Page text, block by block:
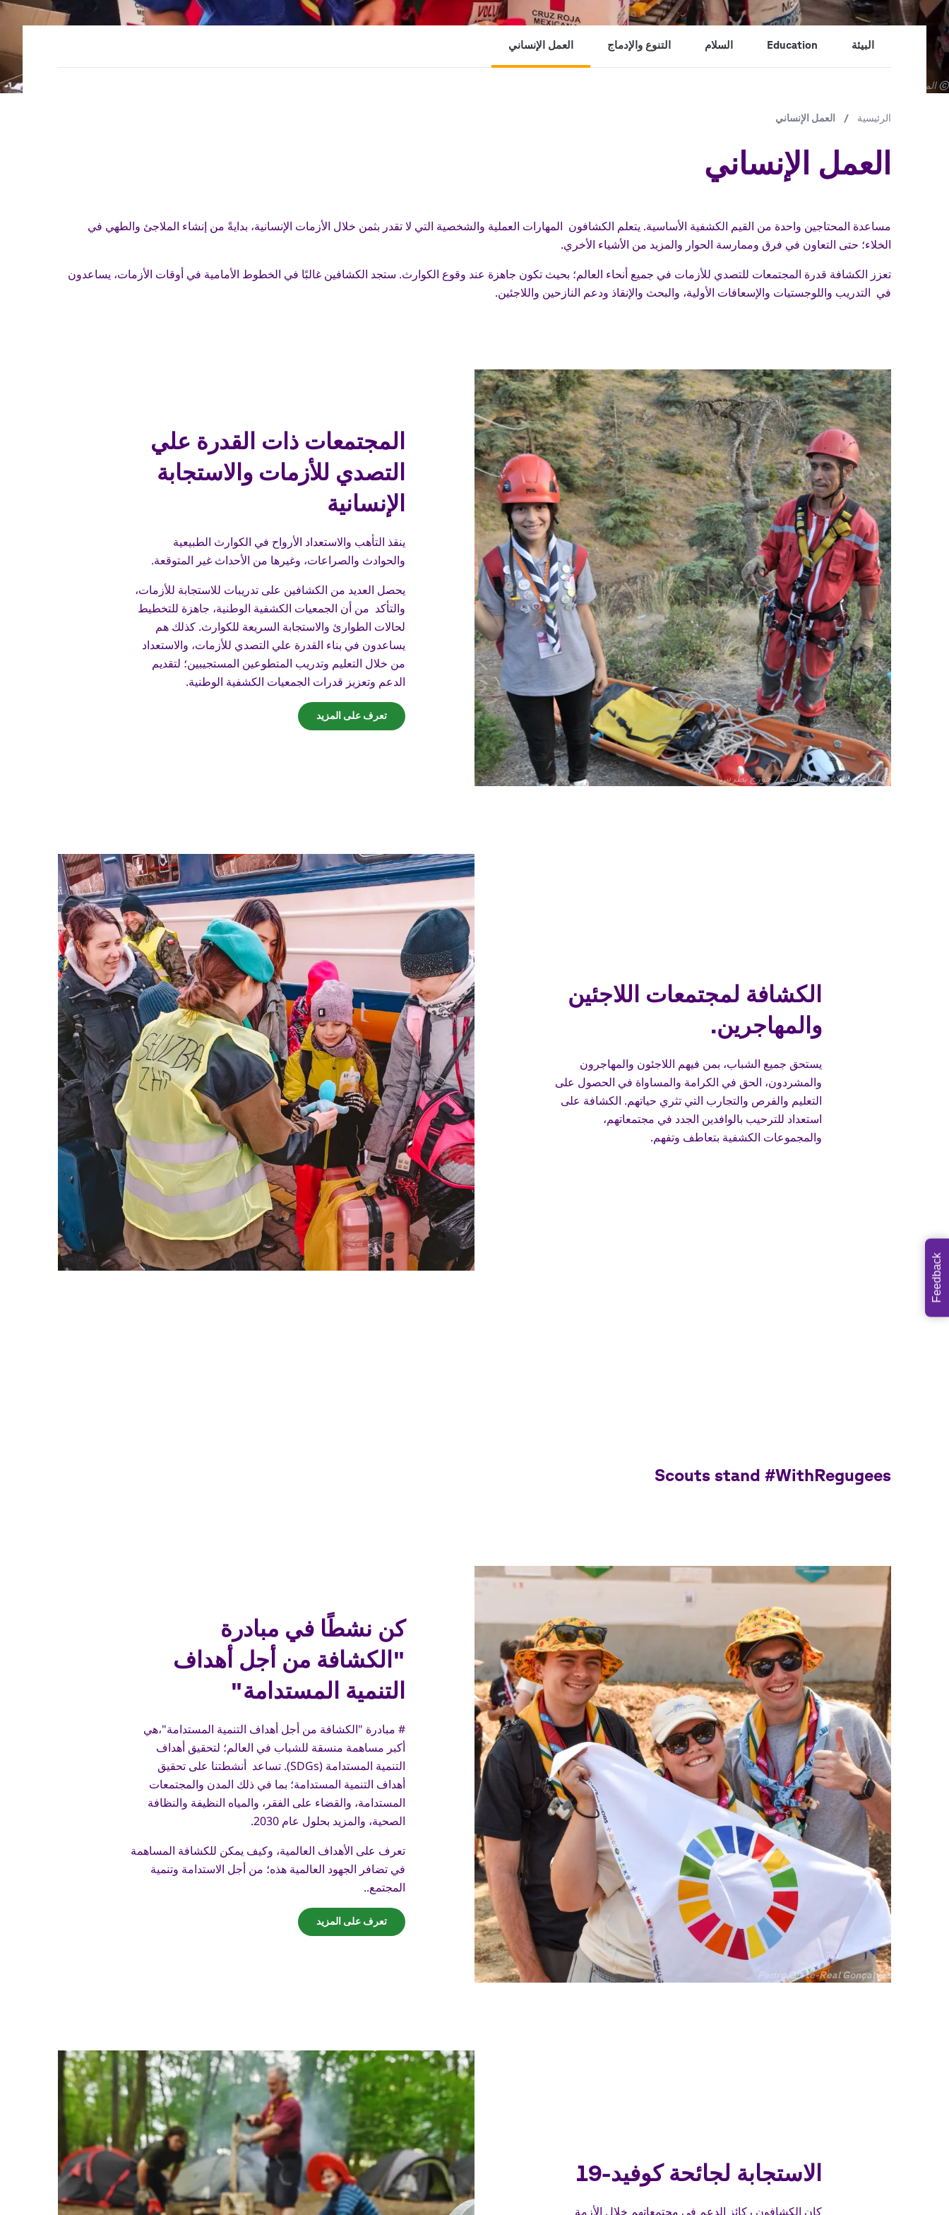
جميع
© المكتب الكشفي العالمي / الجمعية الكشفية المكسيكية.
البيئة Education السلام التنوع والإدماج العمل الإنساني
مسار
التنقل
الرئيسية / العمل الإنساني
العمل الإنساني
مساعدة المحتاجين واحدة من القيم الكشفية الأساسية. يتعلم الكشافون المهارات العملية والشخصية التي لا تقدر بثمن خلال الأزمات الإنسانية، بدايةً من إنشاء الملاجئ والطهي في
الخلاء؛ حتى التعاون في فرق وممارسة الحوار والمزيد من الأشياء الأخري.
تعزز الكشافة قدرة المجتمعات للتصدي للأزمات في جميع أنحاء العالم؛ بحيث تكون جاهزة عند وقوع الكوارث. ستجد الكشافين غالبًا في الخطوط الأمامية في أوقات الأزمات، يساعدون
في التدريب واللوجستيات والإسعافات الأولية، والبحث والإنقاذ ودعم النازحين واللاجئين.
جميع
© المكتب الكشفي العالمي / جورج بطرس
المجتمعات ذات القدرة علي
التصدي للأزمات والاستجابة
الإنسانية
ينقذ التأهب والاستعداد الأرواح في الكوارث الطبيعية
والحوادث والصراعات، وغيرها من الأحداث غير المتوقعة.
يحصل العديد من الكشافين على تدريبات للاستجابة للأزمات،
والتأكد من أن الجمعيات الكشفية الوطنية، جاهزة للتخطيط
لحالات الطوارئ والاستجابة السريعة للكوارث. كذلك هم
يساعدون في بناء القدرة علي التصدي للأزمات، والاستعداد
من خلال التعليم وتدريب المتطوعين المستجيبين؛ لتقديم
الدعم وتعزيز قدرات الجمعيات الكشفية الوطنية.
تعرف على المزيد
الكشافة لمجتمعات اللاجئين
والمهاجرين.
يستحق جميع الشباب، بمن فيهم اللاجئون والمهاجرون
والمشردون، الحق في الكرامة والمساواة في الحصول على
التعليم والفرص والتجارب التي تثري حياتهم. الكشافة على
استعداد للترحيب بالوافدين الجدد في مجتمعاتهم،
والمجموعات الكشفية بتعاطف وتفهم.
جميع
Pedro Côrte-Real Gonçalves
كن نشطًا في مبادرة
"الكشافة من أجل أهداف
التنمية المستدامة"
# مبادرة "الكشافة من أجل أهداف التنمية المستدامة"،هي
أكبر مساهمة منسقة للشباب في العالم؛ لتحقيق أهداف
التنمية المستدامة (SDGs). تساعد أنشطتنا على تحقيق
أهداف التنمية المستدامة؛ بما في ذلك المدن والمجتمعات
المستدامة، والقضاء على الفقر، والمياه النظيفة والنظافة
الصحية، والمزيد بحلول عام 2030.
تعرف على الأهداف العالمية، وكيف يمكن للكشافة المساهمة
في تضافر الجهود العالمية هذه؛ من أجل الاستدامة وتنمية
المجتمع..
تعرف على المزيد
الاستجابة لجائحة كوفيد-19
كان الكشافون ركائز الدعم في مجتمعاتهم خلال الأزمة
Feedback